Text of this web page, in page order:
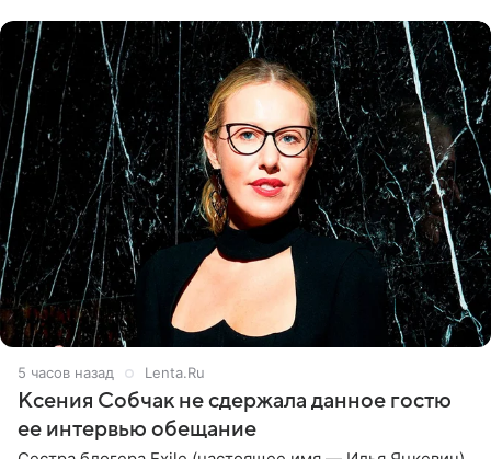
5 часов назад Lenta.Ru
Ксения Собчак не сдержала данное гостю
ее интервью обещание